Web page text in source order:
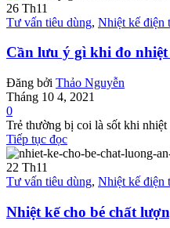
26 Th11
Tư vấn tiêu dùng, Nhiệt kế điện
Cần lưu ý gì khi đo nhiệt
Đăng bởi Thảo Nguyễn
Tháng 10 4, 2021
0
Trẻ thường bị coi là sốt khi
Tiếp tục đọc
22 Th11
Tư vấn tiêu dùng, Nhiệt kế điện
Nhiệt kế cho bé chất